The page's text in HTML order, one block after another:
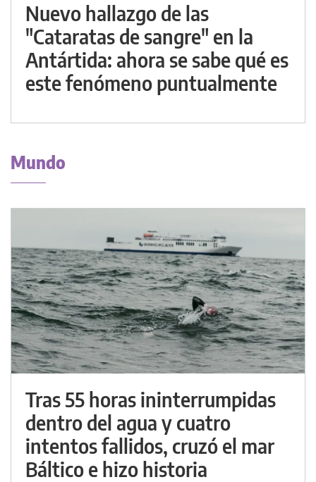
Nuevo hallazgo de las
"Cataratas de sangre" en la
Antártida: ahora se sabe qué es
este fenómeno puntualmente
Mundo
Tras 55 horas ininterrumpidas
dentro del agua y cuatro
intentos fallidos, cruzó el mar
Báltico e hizo historia